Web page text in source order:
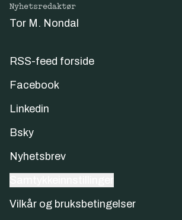
Nyhetsredaktør
Tor M. Nondal
RSS-feed forside
Facebook
Linkedin
Bsky
Nyhetsbrev
Vilkår og bruksbetingelser